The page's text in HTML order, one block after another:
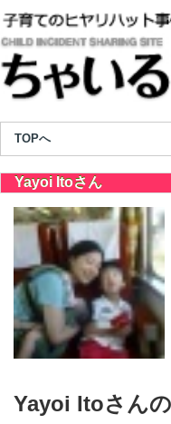
TOPへ
Yayoi Itoさん
Yayoi Itoさん